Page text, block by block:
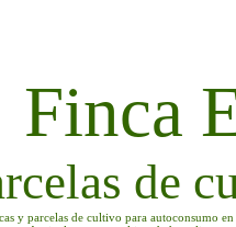
Finca
de
y parcelas de cultivo para autoconsumo